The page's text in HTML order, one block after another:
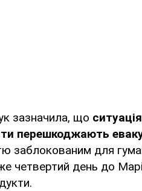
зазначила, що
перешкоджають
заблокованим для
четвертий день до